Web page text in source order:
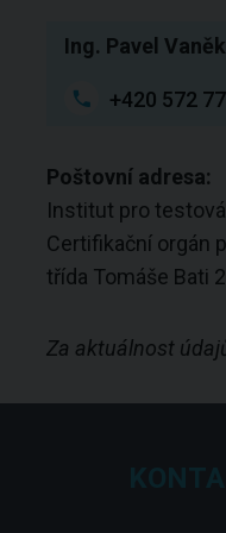
Ing. Pavel Vaněk
+420 572
Poštovní adresa:
Institut pro
Certifikační orgán
třída Tomáše Bati
Za aktuálnost